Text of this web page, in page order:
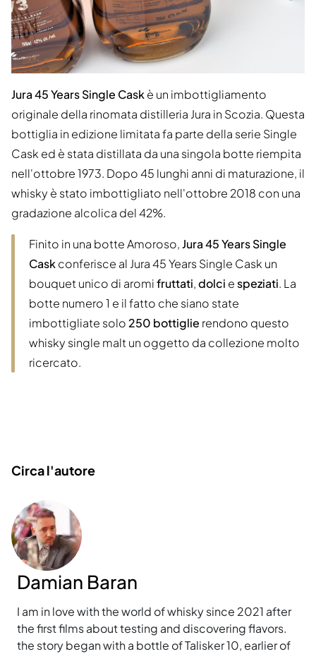
Jura 45 Years Single Caskè un imbottigliamento
originale della rinomata distilleria Jura in Scozia. Questa
bottiglia in edizione limitata fa parte della serie Single
Cask ed è stata distillata da una singola botte riempita
nell'ottobre 1973. Dopo 45 lunghi anni di maturazione, il
whisky è stato imbottigliato nell'ottobre 2018 con una
gradazione alcolica del 42%.
Finito in una botte Amoroso,Jura 45 Years Single
Caskconferisce al Jura 45 Years Single Cask un
bouquet unico di aromifruttati,dolci espeziati. La
botte numero 1 e il fatto che siano state
imbottigliate solo 250 bottiglie rendono questo
whisky single malt un oggetto da collezione molto
ricercato.
Circa l'autore
Damian Baran
I am in love with the world of whisky since 2021 after
the first films about testing and discovering flavors.
the story began with a bottle of Talisker 10, earlier of